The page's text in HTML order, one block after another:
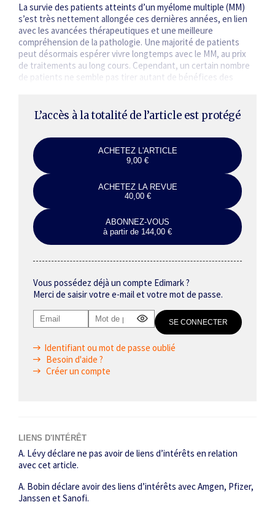
La survie des patients atteints d’un myélome multiple (MM)
s’est très nettement allongée ces dernières années, en lien
avec les avancées thérapeutiques et une meilleure
compréhension de la pathologie. Une majorité de patients
peut désormais espérer vivre longtemps avec le MM, au prix
de traitements au long cours. Cependant, un certain nombre
de patients ne semble pas tirer autant de bénéfices des
L’accès à la totalité de l’article est protégé
ACHETEZ L'ARTICLE
9,00 €
ACHETEZ LA REVUE
40,00 €
ABONNEZ-VOUS
à partir de 144,00 €
Vous possédez déjà un compte Edimark ?
Merci de saisir votre e-mail et votre mot de passe.
Identifiant ou mot de passe oublié
Besoin d'aide ?
Créer un compte
LIENS D'INTÉRÊT
A. Lévy déclare ne pas avoir de liens d’intérêts en relation
avec cet article.
A. Bobin déclare avoir des liens d’intérêts avec Amgen, Pfizer,
Janssen et Sanofi.